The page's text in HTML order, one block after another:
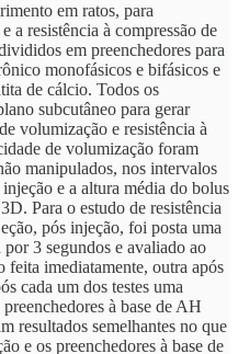
em ratos, para
a resistência à compressão de
em preenchedores para
monofásicos e bifásicos e
de cálcio. Todos os
subcutâneo para gerar
volumização e resistência à
de volumização foram
manipulados, nos intervalos
e a altura média do bolus
Para o estudo de resistência
pós injeção, foi posta uma
3 segundos e avaliado ao
feita imediatamente, outra após
cada um dos testes uma
à base de AH
resultados semelhantes no que
e os preenchedores à base de